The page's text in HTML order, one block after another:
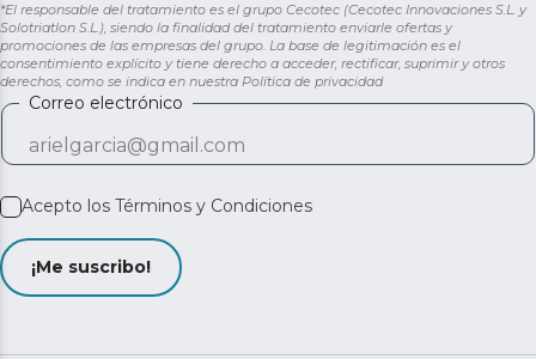
*El responsable del tratamiento es el grupo Cecotec (Cecotec Innovaciones S.L. y
Solotriatlon S.L.), siendo la finalidad del tratamiento enviarle ofertas y
promociones de las empresas del grupo. La base de legitimación es el
consentimiento explícito y tiene derecho a acceder, rectificar, suprimir y otros
derechos, como se indica en nuestra Política de privacidad
Correo electrónico
Acepto los Términos y Condiciones
¡Me suscribo!